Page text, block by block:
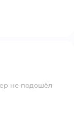
не подошёл